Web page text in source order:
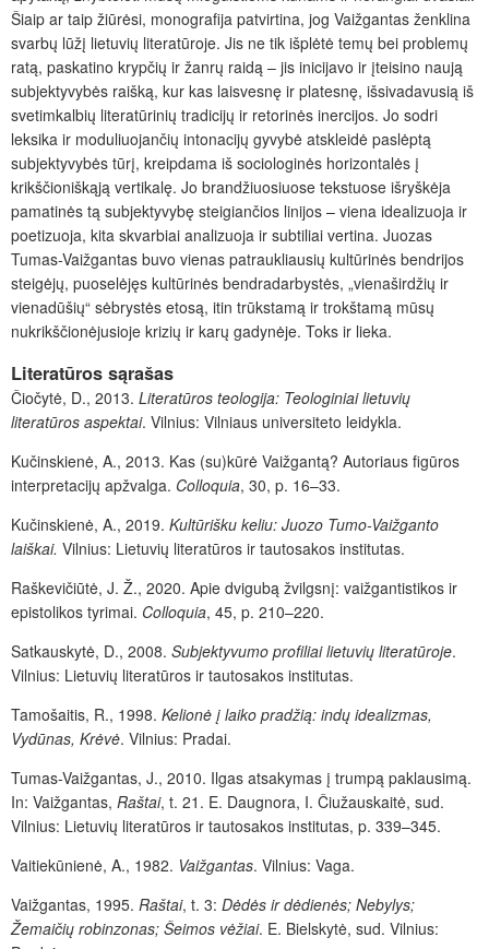
Šiaip ar taip žiūrėsi, monografija patvirtina, jog Vaižgantas ženklina
svarbų lūžį lietuvių literatūroje. Jis ne tik išplėtė temų bei problemų
ratą, paskatino krypčių ir žanrų raidą – jis inicijavo ir įteisino naują
subjektyvybės raišką, kur kas laisvesnę ir platesnę, išsivadavusią iš
svetimkalbių literatūrinių tradicijų ir retorinės inercijos. Jo sodri
leksika ir moduliuojančių intonacijų gyvybė atskleidė paslėptą
subjektyvybės tūrį, kreipdama iš sociologinės horizontalės į
krikščioniškąją vertikalę. Jo brandžiuosiuose tekstuose išryškėja
pamatinės tą subjektyvybę steigiančios linijos – viena idealizuoja ir
poetizuoja, kita skvarbiai analizuoja ir subtiliai vertina. Juozas
Tumas-Vaižgantas buvo vienas patraukliausių kultūrinės bendrijos
steigėjų, puoselėjęs kultūrinės bendradarbystės, „vienaširdžių ir
vienadūšių“ sėbrystės etosą, itin trūkstamą ir trokštamą mūsų
nukrikščionėjusioje krizių ir karų gadynėje. Toks ir lieka.
Literatūros sąrašas
Čiočytė, D., 2013. Literatūros teologija: Teologiniai lietuvių
literatūros aspektai. Vilnius: Vilniaus universiteto leidykla.
Kučinskienė, A., 2013. Kas (su)kūrė Vaižgantą? Autoriaus figūros
interpretacijų apžvalga. Colloquia, 30, p. 16–33.
Kučinskienė, A., 2019. Kultūrišku keliu: Juozo Tumo-Vaižganto
laiškai. Vilnius: Lietuvių literatūros ir tautosakos institutas.
Raškevičiūtė, J. Ž., 2020. Apie dvigubą žvilgsnį: vaižgantistikos ir
epistolikos tyrimai. Colloquia, 45, p. 210–220.
Satkauskytė, D., 2008. Subjektyvumo profiliai lietuvių literatūroje.
Vilnius: Lietuvių literatūros ir tautosakos institutas.
Tamošaitis, R., 1998. Kelionė į laiko pradžią: indų idealizmas,
Vydūnas, Krėvė. Vilnius: Pradai.
Tumas-Vaižgantas, J., 2010. Ilgas atsakymas į trumpą paklausimą.
In: Vaižgantas, Raštai, t. 21. E. Daugnora, I. Čiužauskaitė, sud.
Vilnius: Lietuvių literatūros ir tautosakos institutas, p. 339–345.
Vaitiekūnienė, A., 1982. Vaižgantas. Vilnius: Vaga.
Vaižgantas, 1995. Raštai, t. 3: Dėdės ir dėdienės; Nebylys;
Žemaičių robinzonas; Šeimos vėžiai. E. Bielskytė, sud. Vilnius: